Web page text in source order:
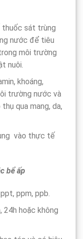
thuốc sát trùng
nước để tiêu
môi trường
nuôi.
khoáng,
trường nước và
qua mang, da,
vào thực tế
bể ấp
ppm, ppb.
24h hoặc không